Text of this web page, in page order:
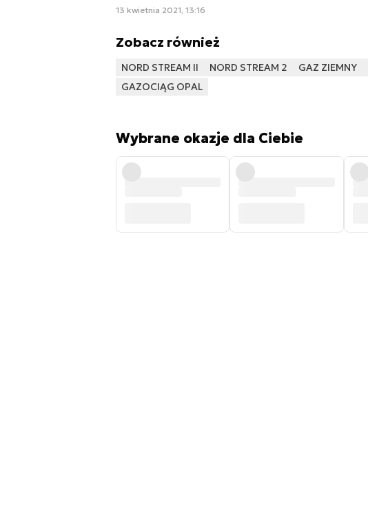
13 kwietnia 2021, 13:16
Zobacz również
NORD STREAM II NORD STREAM 2 GAZ ZIEMNY
GAZOCIĄG OPAL
Wybrane okazje dla Ciebie